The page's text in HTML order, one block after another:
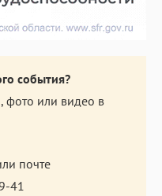
события?
фото или видео в
почте
41